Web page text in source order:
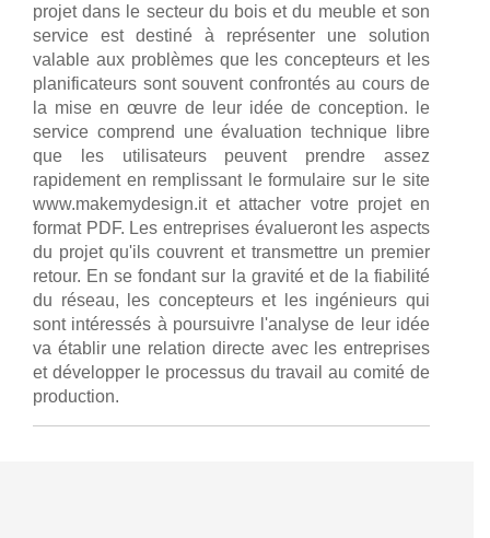
projet dans le secteur du bois et du meuble et son
service est destiné à représenter une solution
valable aux problèmes que les concepteurs et les
planificateurs sont souvent confrontés au cours de
la mise en œuvre de leur idée de conception. le
service comprend une évaluation technique libre
que les utilisateurs peuvent prendre assez
rapidement en remplissant le formulaire sur le site
www.makemydesign.it et attacher votre projet en
format PDF. Les entreprises évalueront les aspects
du projet qu'ils couvrent et transmettre un premier
retour. En se fondant sur la gravité et de la fiabilité
du réseau, les concepteurs et les ingénieurs qui
sont intéressés à poursuivre l'analyse de leur idée
va établir une relation directe avec les entreprises
et développer le processus du travail au comité de
production.